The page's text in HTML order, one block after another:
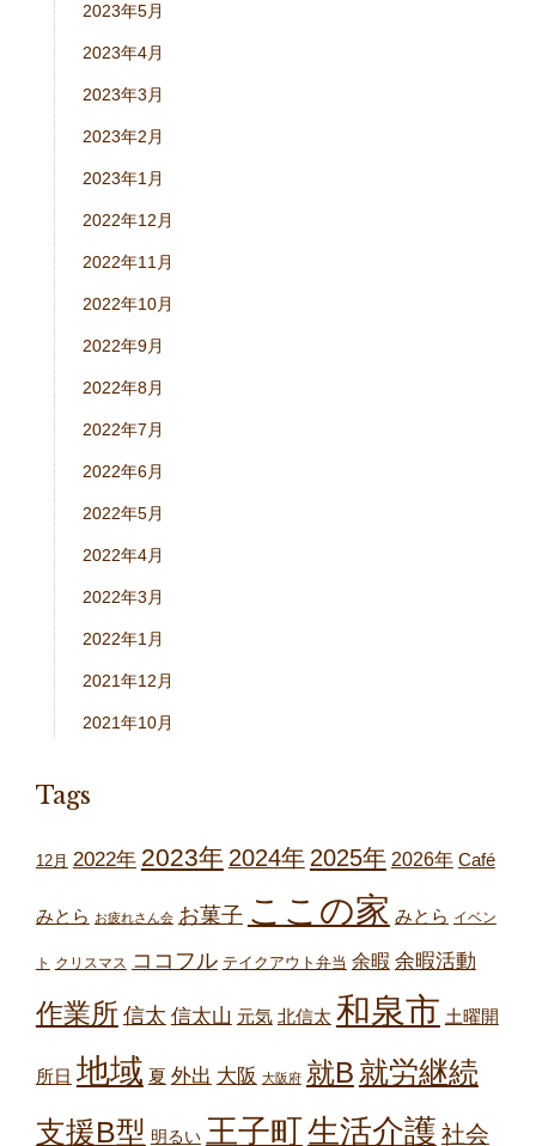
2023年5月
2023年4月
2023年3月
2023年2月
2023年1月
2022年12月
2022年11月
2022年10月
2022年9月
2022年8月
2022年7月
2022年6月
2022年5月
2022年4月
2022年3月
2022年1月
2021年12月
2021年10月
Tags
12月 2022年 2023年 2024年 2025年 2026年 Café
みとら お疲れさん会 お菓子 ここの家 みとら イベン
ト クリスマス ココフル テイクアウト弁当 余暇 余暇活動
作業所 信太 信太山 元気 北信太 和泉市 土曜開
所日 地域 夏 外出 大阪 大阪府 就B 就労継続
支援B型 明るい 王子町生活介護 社会